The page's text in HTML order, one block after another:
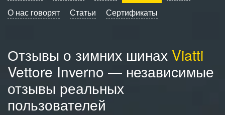
О нас говорят
Статьи Сертификаты
Отзывы о зимних шинах Viatti
Vettore Inverno — независимые
отзывы реальных
пользователей